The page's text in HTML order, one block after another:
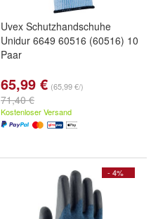
Uvex Schutzhandschuhe
Unidur 6649 60516 (60516) 10
Paar
65,99 € (65,99 €/)
71,40 €
Kostenloser Versand
- 4%